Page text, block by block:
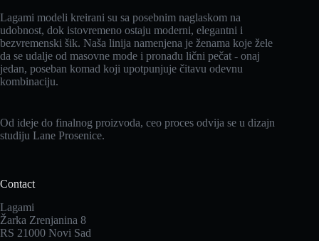
Lagami modeli kreirani su sa posebnim naglaskom na
udobnost, dok istovremeno ostaju moderni, elegantni i
bezvremenski šik. Naša linija namenjena je ženama koje žele
da se udalje od masovne mode i pronađu lični pečat - onaj
jedan, poseban komad koji upotpunjuje čitavu odevnu
kombinaciju.
Od ideje do finalnog proizvoda, ceo proces odvija se u dizajn
studiju Lane Prosenice.
Contact
Lagami
Žarka Zrenjanina 8
RS 21000 Novi Sad